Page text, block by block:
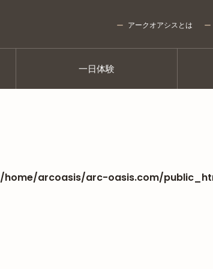
アークオアシスとは
一日体験
/home/arcoasis/arc-oasis.com/